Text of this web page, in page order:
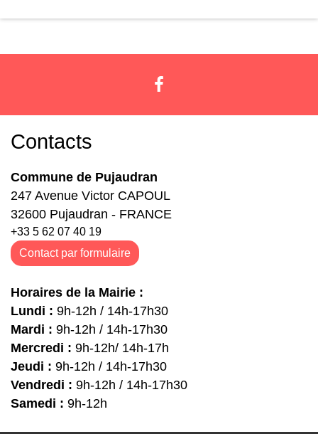
Contacts
Commune de Pujaudran
247 Avenue Victor CAPOUL
32600 Pujaudran - FRANCE
+33 5 62 07 40 19
Contact par formulaire
Horaires de la Mairie :
Lundi : 9h-12h / 14h-17h30
Mardi : 9h-12h / 14h-17h30
Mercredi : 9h-12h/ 14h-17h
Jeudi : 9h-12h / 14h-17h30
Vendredi : 9h-12h / 14h-17h30
Samedi : 9h-12h